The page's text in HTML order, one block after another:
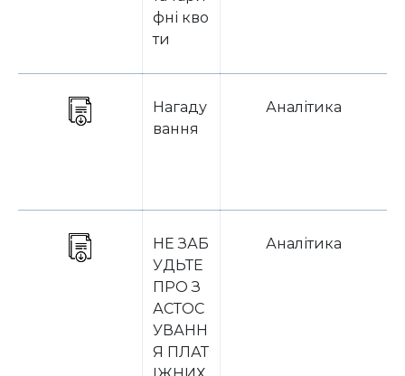
фні кво
ти
Нагаду
вання
Аналітика
НЕ ЗАБ
УДЬТЕ
ПРО З
АСТОС
УВАНН
Я ПЛАТ
Аналітика